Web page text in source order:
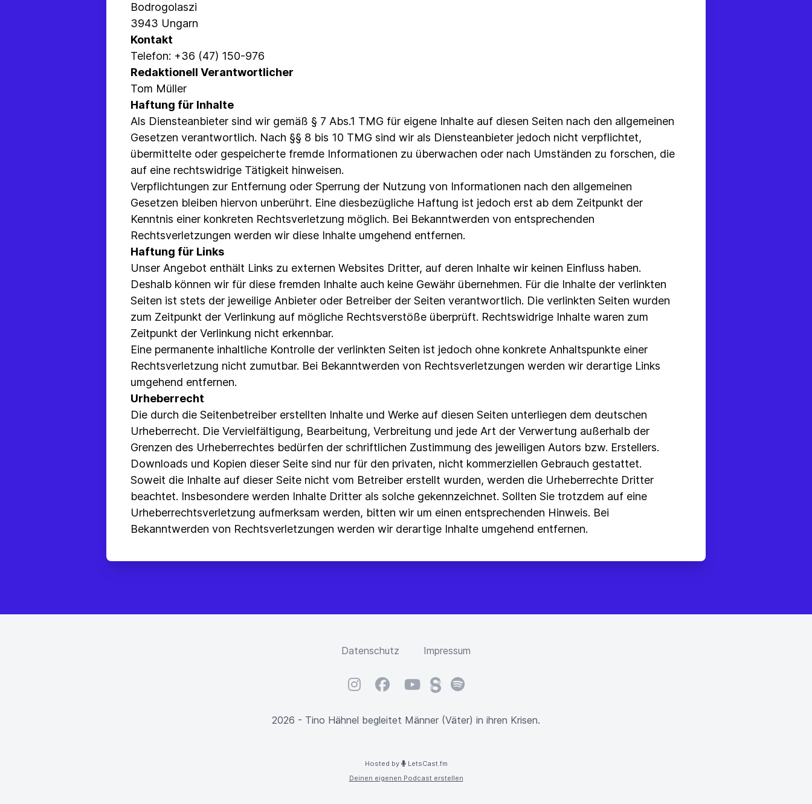
Bodrogolaszi
3943 Ungarn
Kontakt
Telefon: +36 (47) 150-976
Redaktionell Verantwortlicher
Tom Müller
Haftung für Inhalte
Als Diensteanbieter sind wir gemäß § 7 Abs.1 TMG für eigene Inhalte auf diesen Seiten nach den allgemeinen
Gesetzen verantwortlich. Nach §§ 8 bis 10 TMG sind wir als Diensteanbieter jedoch nicht verpflichtet,
übermittelte oder gespeicherte fremde Informationen zu überwachen oder nach Umständen zu forschen, die
auf eine rechtswidrige Tätigkeit hinweisen.
Verpflichtungen zur Entfernung oder Sperrung der Nutzung von Informationen nach den allgemeinen
Gesetzen bleiben hiervon unberührt. Eine diesbezügliche Haftung ist jedoch erst ab dem Zeitpunkt der
Kenntnis einer konkreten Rechtsverletzung möglich. Bei Bekanntwerden von entsprechenden
Rechtsverletzungen werden wir diese Inhalte umgehend entfernen.
Haftung für Links
Unser Angebot enthält Links zu externen Websites Dritter, auf deren Inhalte wir keinen Einfluss haben.
Deshalb können wir für diese fremden Inhalte auch keine Gewähr übernehmen. Für die Inhalte der verlinkten
Seiten ist stets der jeweilige Anbieter oder Betreiber der Seiten verantwortlich. Die verlinkten Seiten wurden
zum Zeitpunkt der Verlinkung auf mögliche Rechtsverstöße überprüft. Rechtswidrige Inhalte waren zum
Zeitpunkt der Verlinkung nicht erkennbar.
Eine permanente inhaltliche Kontrolle der verlinkten Seiten ist jedoch ohne konkrete Anhaltspunkte einer
Rechtsverletzung nicht zumutbar. Bei Bekanntwerden von Rechtsverletzungen werden wir derartige Links
umgehend entfernen.
Urheberrecht
Die durch die Seitenbetreiber erstellten Inhalte und Werke auf diesen Seiten unterliegen dem deutschen
Urheberrecht. Die Vervielfältigung, Bearbeitung, Verbreitung und jede Art der Verwertung außerhalb der
Grenzen des Urheberrechtes bedürfen der schriftlichen Zustimmung des jeweiligen Autors bzw. Erstellers.
Downloads und Kopien dieser Seite sind nur für den privaten, nicht kommerziellen Gebrauch gestattet.
Soweit die Inhalte auf dieser Seite nicht vom Betreiber erstellt wurden, werden die Urheberrechte Dritter
beachtet. Insbesondere werden Inhalte Dritter als solche gekennzeichnet. Sollten Sie trotzdem auf eine
Urheberrechtsverletzung aufmerksam werden, bitten wir um einen entsprechenden Hinweis. Bei
Bekanntwerden von Rechtsverletzungen werden wir derartige Inhalte umgehend entfernen.
Datenschutz Impressum
InstagramFacebookYouTubeSteadySpotify
2026 - Tino Hähnel begleitet Männer (Väter) in ihren Krisen.
Hosted by
LetsCast.fm
Deinen eigenen Podcast erstellen